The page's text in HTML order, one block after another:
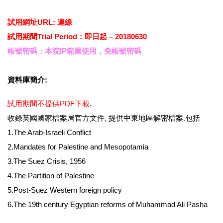
試用網址URL: 連線
試用期間Trial Period：即日起 – 20180630
帳號密碼：本院IP範圍使用，免帳號密碼
資料庫簡介:
試用期間不提供PDF下載.
收錄英國國家檔案局官方文件, 提供中東地區解密檔案.包括
1.The Arab-Israeli Conflict
2.Mandates for Palestine and Mesopotamia
3.The Suez Crisis, 1956
4.The Partition of Palestine
5.Post-Suez Western foreign policy
6.The 19th century Egyptian reforms of Muhammad Ali Pasha